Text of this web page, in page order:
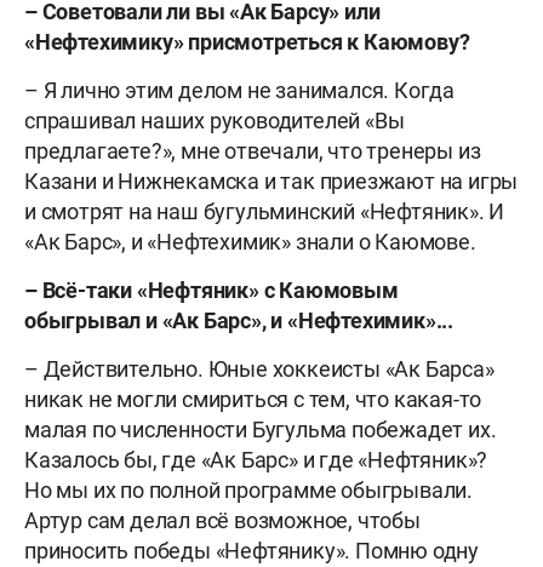
– Советовали ли вы «Ак Барсу» или
«Нефтехимику» присмотреться к Каюмову?
– Я лично этим делом не занимался. Когда
спрашивал наших руководителей «Вы
предлагаете?», мне отвечали, что тренеры из
Казани и Нижнекамска и так приезжают на игры
и смотрят на наш бугульминский «Нефтяник». И
«Ак Барс», и «Нефтехимик» знали о Каюмове.
– Всё-таки «Нефтяник» с Каюмовым
обыгрывал и «Ак Барс», и «Нефтехимик»...
– Действительно. Юные хоккеисты «Ак Барса»
никак не могли смириться с тем, что какая-то
малая по численности Бугульма побежадет их.
Казалось бы, где «Ак Барс» и где «Нефтяник»?
Но мы их по полной программе обыгрывали.
Артур сам делал всё возможное, чтобы
приносить победы «Нефтянику». Помню одну